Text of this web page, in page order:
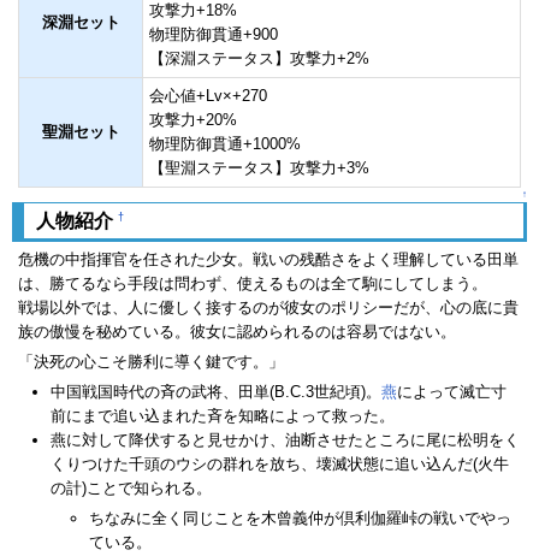
深淵セット
攻撃力+18%
物理防御貫通+900
【深淵ステータス】攻撃力+2%
聖淵セット
会心値+Lv×+270
攻撃力+20%
物理防御貫通+1000%
【聖淵ステータス】攻撃力+3%
↑
人物紹介 †
危機の中指揮官を任された少女。戦いの残酷さをよく理解している田単
は、勝てるなら手段は問わず、使えるものは全て駒にしてしまう。
戦場以外では、人に優しく接するのが彼女のポリシーだが、心の底に貴
族の傲慢を秘めている。彼女に認められるのは容易ではない。
「決死の心こそ勝利に導く鍵です。」
中国戦国時代の斉の武将、田単(B.C.3世紀頃)。 燕によって滅亡寸
前にまで追い込まれた斉を知略によって救った。
燕に対して降伏すると見せかけ、油断させたところに尾に松明をく
くりつけた千頭のウシの群れを放ち、壊滅状態に追い込んだ(火牛
の計)ことで知られる。
ちなみに全く同じことを木曾義仲が倶利伽羅峠の戦いでやっ
ている。